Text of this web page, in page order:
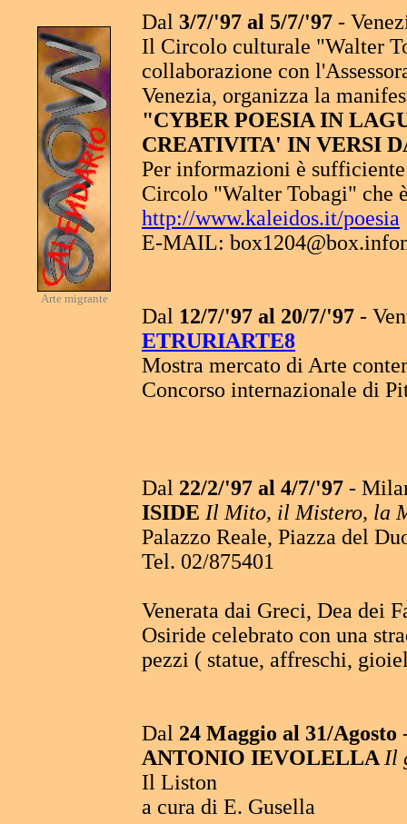
Arte migrante
Dal 3/7/'97 al 5/7/'97 -
Il Circolo culturale "Walter
collaborazione con
Venezia, organizza la
"CYBER POESIA IN
CREATIVITA' IN VERSI
Per informazioni è
Circolo "Walter Tobagi" che
http://www.kaleidos.it/poesia
E-MAIL:
Dal 12/7/'97 al 20/7/'97 -
ETRURIARTE8
Mostra mercato di Arte
Concorso internazionale di
Dal 22/2/'97 al 4/7/'97 -
ISIDE Il Mito, il Mistero, la
Palazzo Reale, Piazza del
Tel. 02/875401
Venerata dai Greci, Dea dei
Osiride celebrato con una
pezzi ( statue, affreschi,
Dal 24 Maggio al 31/Agosto
ANTONIO IEVOLELLA Il
Il Liston
a cura di E. Gusella